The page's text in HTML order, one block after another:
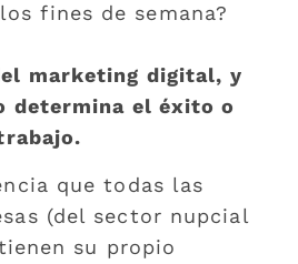
fines de semana?
marketing digital, y
determina el éxito o
que todas las
(del sector nupcial
su propio